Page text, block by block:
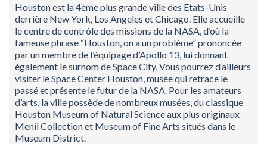
Houston est la 4ème plus grande ville des Etats-Unis
derrière New York, Los Angeles et Chicago. Elle accueille
le centre de contrôle des missions de la NASA, d’où la
fameuse phrase “Houston, on a un problème” prononcée
par un membre de l’équipage d’Apollo 13, lui donnant
également le surnom de Space City. Vous pourrez d’ailleurs
visiter le Space Center Houston, musée qui retrace le
passé et présente le futur de la NASA. Pour les amateurs
d’arts, la ville possède de nombreux musées, du classique
Houston Museum of Natural Science aux plus originaux
Menil Collection et Museum of Fine Arts situés dans le
Museum District.